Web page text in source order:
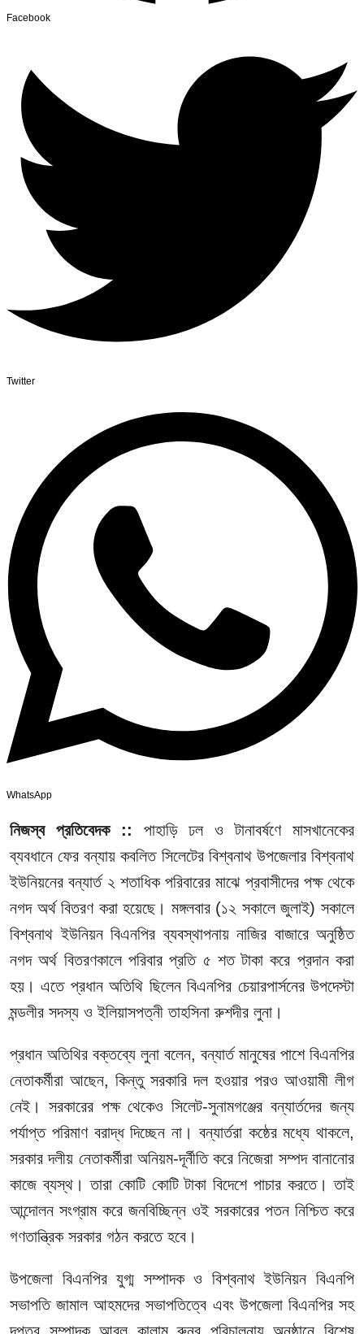
Facebook
Twitter
WhatsApp
নিজস্ব প্রতিবেদক :: পাহাড়ি ঢল ও টানাবর্ষণে মাসখানেকের
ব্যবধানে ফের বন্যায় কবলিত সিলেটের বিশ্বনাথ উপজেলার বিশ্বনাথ
ইউনিয়নের বন্যার্ত ২ শতাধিক পরিবারের মাঝে প্রবাসীদের পক্ষ থেকে
নগদ অর্থ বিতরণ করা হয়েছে। মঙ্গলবার (১২ সকালে জুলাই) সকালে
বিশ্বনাথ ইউনিয়ন বিএনপির ব্যবস্থাপনায় নাজির বাজারে অনুষ্ঠিত
নগদ অর্থ বিতরণকালে পরিবার প্রতি ৫ শত টাকা করে প্রদান করা
হয়। এতে প্রধান অতিথি ছিলেন বিএনপির চেয়ারপার্সনের উপদেস্টা
মন্ডলীর সদস্য ও ইলিয়াসপত্নী তাহসিনা রুশদীর লুনা।
প্রধান অতিথির বক্তব্যে লুনা বলেন, বন্যার্ত মানুষের পাশে বিএনপির
নেতাকর্মীরা আছেন, কিন্তু সরকারি দল হওয়ার পরও আওয়ামী লীগ
নেই। সরকারের পক্ষ থেকেও সিলেট-সুনামগঞ্জের বন্যার্তদের জন্য
পর্যাপ্ত পরিমাণ বরাদ্ধ দিচ্ছেন না। বন্যার্তরা কষ্ঠের মধ্যে থাকলে,
সরকার দলীয় নেতাকর্মীরা অনিয়ম-দূর্নীতি করে নিজেরা সম্পদ বানানোর
কাজে ব্যস্থ। তারা কোটি কোটি টাকা বিদেশে পাচার করতে। তাই
আন্দোলন সংগ্রাম করে জনবিচ্ছিন্ন ওই সরকারের পতন নিশ্চিত করে
গণতান্ত্রিক সরকার গঠন করতে হবে।
উপজেলা বিএনপির যুগ্ম সম্পাদক ও বিশ্বনাথ ইউনিয়ন বিএনপি
সভাপতি জামাল আহমদের সভাপতিত্বে এবং উপজেলা বিএনপির সহ